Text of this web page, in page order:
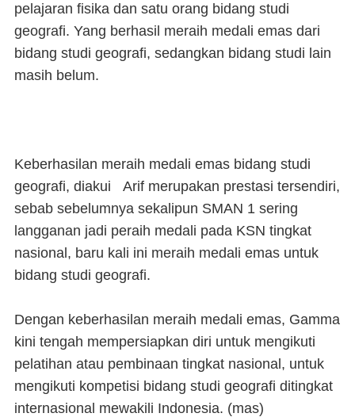
pelajaran fisika dan satu orang bidang studi
geografi. Yang berhasil meraih medali emas dari
bidang studi geografi, sedangkan bidang studi lain
masih belum.
Keberhasilan meraih medali emas bidang studi
geografi, diakui Arif merupakan prestasi tersendiri,
sebab sebelumnya sekalipun SMAN 1 sering
langganan jadi peraih medali pada KSN tingkat
nasional, baru kali ini meraih medali emas untuk
bidang studi geografi.
Dengan keberhasilan meraih medali emas, Gamma
kini tengah mempersiapkan diri untuk mengikuti
pelatihan atau pembinaan tingkat nasional, untuk
mengikuti kompetisi bidang studi geografi ditingkat
internasional mewakili Indonesia. (mas)